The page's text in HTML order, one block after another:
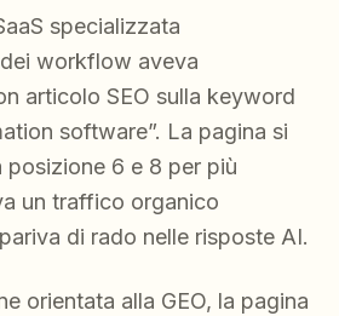
specializzata
workflow aveva
articolo SEO sulla keyword
software”. La pagina si
posizione 6 e 8 per più
un traffico organico
di rado nelle risposte AI.
orientata alla GEO, la pagina